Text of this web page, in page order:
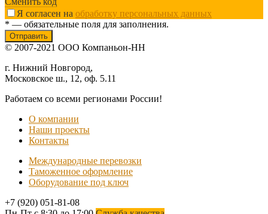
Я согласен на обработку персональных данных
* — обязательные поля для заполнения.
© 2007-2021 ООО Компаньон-НН
г. Нижний Новгород,
Московское ш., 12, оф. 5.11
Работаем со всеми регионами России!
О компании
Наши проекты
Контакты
Международные перевозки
Таможенное оформление
Оборудование под ключ
+7 (920) 051-81-08